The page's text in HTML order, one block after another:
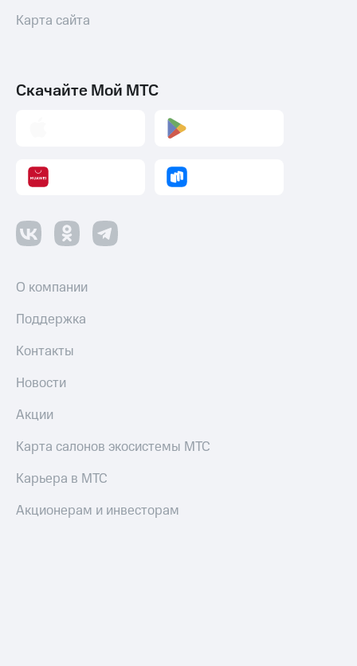
Карта сайта
Скачайте Мой МТС
О компании
Поддержка
Контакты
Новости
Акции
Карта салонов экосистемы МТС
Карьера в МТС
Акционерам и инвесторам